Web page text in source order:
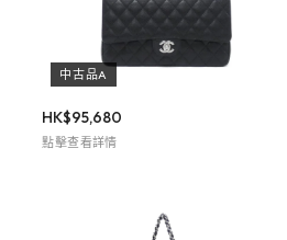
中古品A
HK$95,680
點擊查看詳情